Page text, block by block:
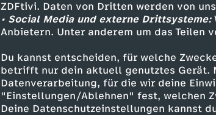
ZDFtivi. Daten von Dritten werden von
• Social Media und externe Drittsysteme:
Anbietern. Unter anderem um das Teilen
Du kannst entscheiden, für welche
betrifft nur dein aktuell genutztes Gerät.
Datenverarbeitung, für die wir deine
"Einstellungen/Ablehnen" fest, welchen
Deine Datenschutzeinstellungen kannst
Darum macht es sie (und Eric)
Herunterladen
48,6 MB (MP3)